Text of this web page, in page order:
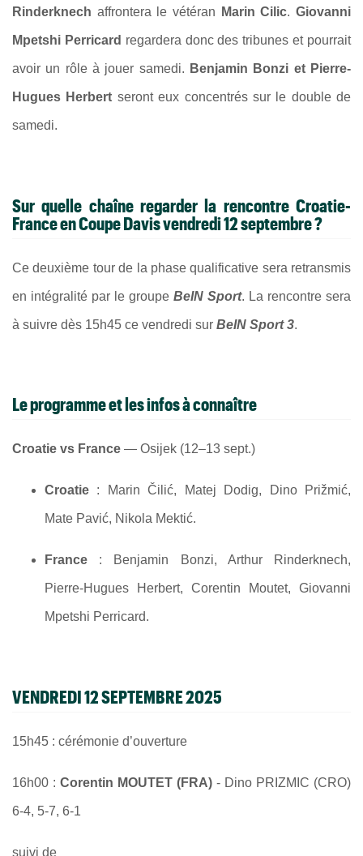
Rinderknech affrontera le vétéran Marin Cilic.Giovanni
Mpetshi Perricard regardera donc des tribunes et pourrait
avoir un rôle à jouer samedi. Benjamin Bonzi et Pierre-
Hugues Herbert seront eux concentrés sur le double de
samedi.
Sur quelle chaîne regarder la rencontre Croatie-
France en Coupe Davis vendredi 12 septembre ?
Ce deuxième tour de la phase qualificative sera retransmis
en intégralité par le groupe BeIN Sport. La rencontre sera
à suivre dès 15h45 ce vendredi sur BeIN Sport 3.
Le programme et les infos à connaître
Croatie vs France — Osijek (12–13 sept.)
Croatie : Marin Čilić, Matej Dodig, Dino Prižmić,
Mate Pavić, Nikola Mektić.
France : Benjamin Bonzi, Arthur Rinderknech,
Pierre-Hugues Herbert, Corentin Moutet, Giovanni
Mpetshi Perricard.
VENDREDI 12 SEPTEMBRE 2025
15h45 : cérémonie d’ouverture
16h00 : Corentin MOUTET (FRA) - Dino PRIZMIC (CRO)
6-4, 5-7, 6-1
suivi de